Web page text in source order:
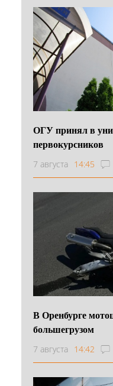
ОГУ принял в
первокурсников
7 августа 14:45
В Оренбурге
большегрузом
7 августа 14:42